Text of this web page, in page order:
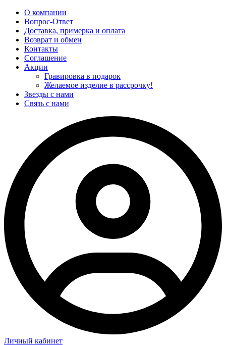
О компании
Вопрос-Ответ
Доставка, примерка и оплата
Возврат и обмен
Контакты
Соглашение
Акции
Гравировка в подарок
Желаемое изделие в рассрочку!
Звезды с нами
Связь с нами
Личный кабинет